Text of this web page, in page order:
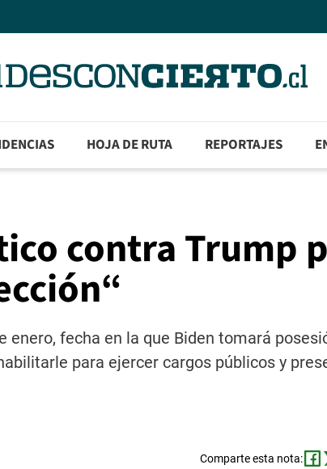
HOJA DE RUTA REPORTAJES
contra Trump
fecha en la que Biden tomará
para ejercer cargos públicos y
Comparte esta nota: